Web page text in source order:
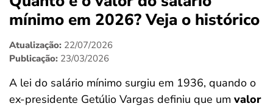
finanças
benefícios
crédito fácil
mínimo em 2026? Veja o histórico
Atualização: 22/07/2026
Publicação: 23/03/2026
A lei do salário mínimo surgiu em 1936, quando o
ex-presidente Getúlio Vargas definiu que um valor